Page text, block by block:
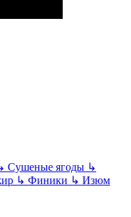
Сушеные ягоды ↳
↳ Финики ↳ Изюм